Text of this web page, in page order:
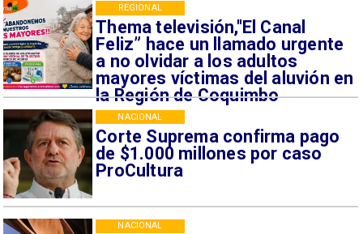
Thema televisión,"El Canal
Feliz” hace un llamado urgente
a no olvidar a los adultos
mayores víctimas del aluvión en
la Región de Coquimbo
REGIONAL
Corte Suprema confirma pago
de $1.000 millones por caso
ProCultura
NACIONAL
NACIONAL